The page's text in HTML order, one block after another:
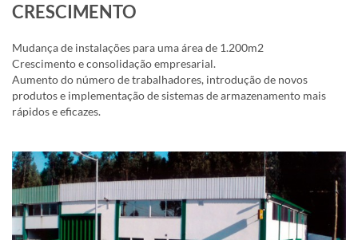
CRESCIMENTO
Mudança de instalações para uma área de 1.200m2
Crescimento e consolidação empresarial.
Aumento do número de trabalhadores, introdução de novos
produtos e implementação de sistemas de armazenamento mais
rápidos e eficazes.